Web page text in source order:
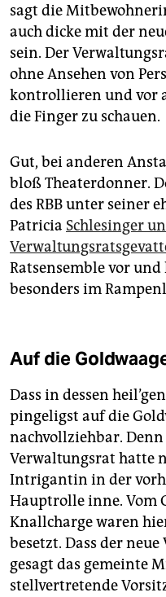
sagt die
auch dicke mit der
sein. Der
ohne Ansehen von
kontrollieren und vor
die Finger zu schauen.
Gut, bei anderen
bloß Theaterdonner.
des RBB unter seiner
Patricia Schlesinger
Ratsensemble vor
besonders im
Auf die
Dass in dessen
pingeligst auf die
nachvollziehbar.
Verwaltungsrat hatte
Intrigantin in der
Hauptrolle inne. Vom
Knallcharge waren
besetzt. Dass der
gesagt das gemeinte
stellvertretende